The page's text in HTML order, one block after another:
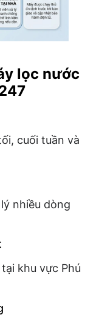
lọc nước
cuối tuần và
nhiều dòng
khu vực Phú